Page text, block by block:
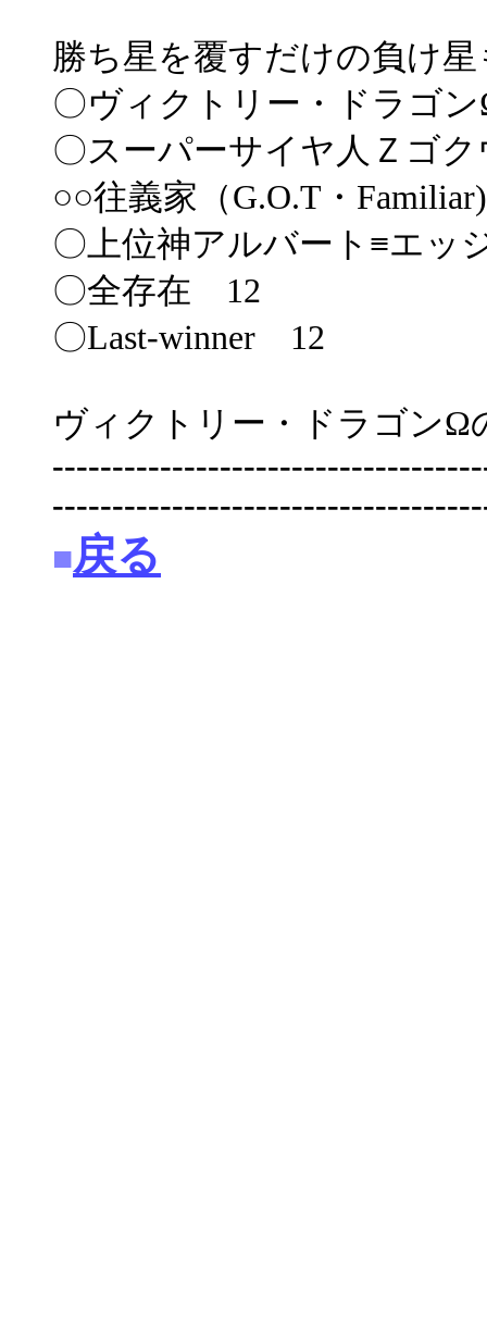
勝ち星を覆すだけの負け
〇ヴィクトリー・ドラゴ
〇スーパーサイヤ人Ｚゴ
○○往義家（G.O.T・
〇上位神アルバート≡エ
〇全存在 12
〇Last-winner 12
ヴィクトリー・ドラゴンΩ
■戻る